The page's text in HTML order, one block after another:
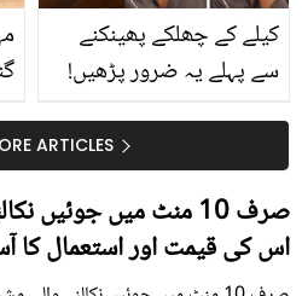
کیلے کے چھلکے پھینکنے
سے پہلے یہ ضرور پڑھیں!
سستا اور قدرتی حلARTICLES
صرف 10 منٹ میں جوئیں
اس کی قیمت اور استعمال کا